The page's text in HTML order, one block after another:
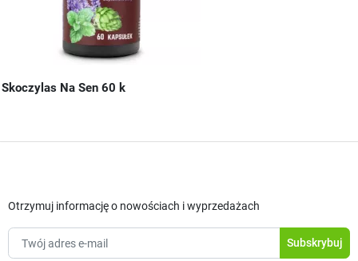
Skoczylas Na Sen 60 k
Otrzymuj informację o nowościach i wyprzedażach